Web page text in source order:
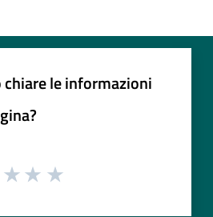
chiare le informazioni